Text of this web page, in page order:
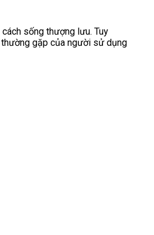
sống thượng lưu. Tuy
gặp của người sử dụng